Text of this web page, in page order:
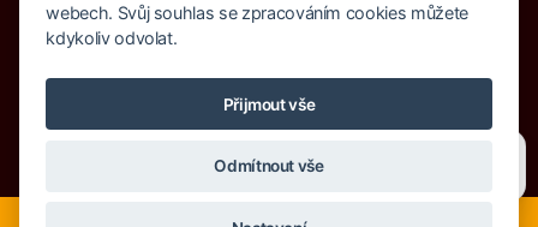
Pojištění proti úpadku 125 000 000 Kč
webech. Svůj souhlas se zpracováním cookies můžete
kdykoliv odvolat.
Přijmout vše
Odmítnout vše
Potřebujete poradit? Zeptejte se našeho asistenta
Chettyho.